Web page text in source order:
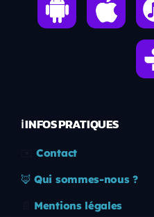
ℹ️ INFOS PRATIQUES
Contact
🦊 Qui sommes-nous ?
Mentions légales